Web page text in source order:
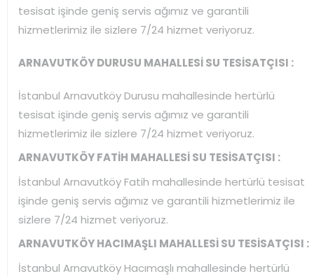
tesisat işinde geniş servis ağımız ve garantili
hizmetlerimiz ile sizlere 7/24 hizmet veriyoruz.
ARNAVUTKÖY DURUSU MAHALLESİ SU TESİSATÇISI :
İstanbul Arnavutköy Durusu mahallesinde hertürlü
tesisat işinde geniş servis ağımız ve garantili
hizmetlerimiz ile sizlere 7/24 hizmet veriyoruz.
ARNAVUTKÖY FATİH MAHALLESİ SU TESİSATÇISI :
İstanbul Arnavutköy Fatih mahallesinde hertürlü tesisat
işinde geniş servis ağımız ve garantili hizmetlerimiz ile
sizlere 7/24 hizmet veriyoruz.
ARNAVUTKÖY HACIMAŞLI MAHALLESİ SU TESİSATÇISI :
İstanbul Arnavutköy Hacımaşlı mahallesinde hertürlü